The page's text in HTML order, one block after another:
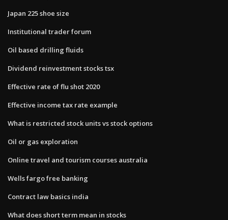
Japan 225 shoe size
Institutional trader forum
Oil based drilling fluids
Dividend reinvestment stocks tsx
Effective rate of flu shot 2020
Effective income tax rate example
What is restricted stock units vs stock options
Oil or gas exploration
Online travel and tourism courses australia
Wells fargo free banking
Contract law basics india
What does short term mean in stocks